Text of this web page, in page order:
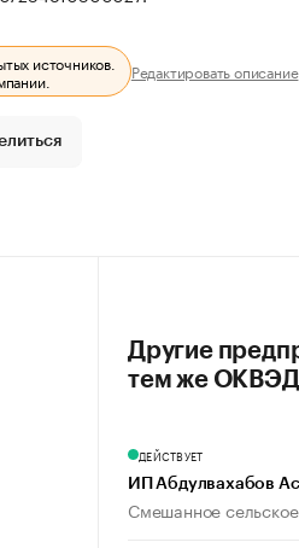
источников.
Редактировать описание
Другие
тем же ОКВЭД
ДЕЙСТВУЕТ
ИП Абдулвахабов
Смешанное сельское